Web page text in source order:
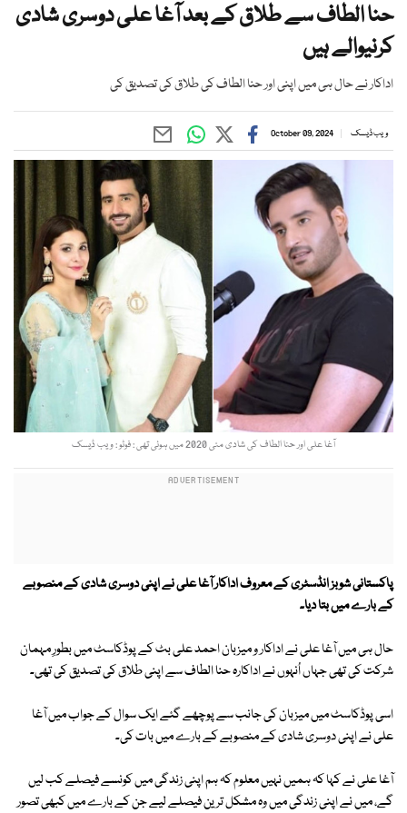
حنا الطاف سے طلاق کے بعد آغا علی دوسری شادی
کرنیوالے ہیں
اداکار نے حال ہی میں اپنی اور حنا الطاف کی طلاق کی تصدیق کی
ویب ڈیسک October 09, 2024
آغا علی اور حنا الطاف کی شادی مئی 2020 میں ہوئی تھی : فوٹو : ویب ڈیسک
پاکستانی شوبز انڈسٹری کے معروف اداکار آغا علی نے اپنی دوسری شادی کے منصوبے
کے بارے میں بتا دیا۔
حال ہی میں آغا علی نے اداکار و میزبان احمد علی بٹ کے پوڈکاسٹ میں بطورِ مہمان
شرکت کی تھی جہاں اُنہوں نے اداکارہ حنا الطاف سے اپنی طلاق کی تصدیق کی تھی۔
اسی پوڈکاسٹ میں میزبان کی جانب سے پوچھے گئے ایک سوال کے جواب میں آغا
علی نے اپنی دوسری شادی کے منصوبے کے بارے میں بات کی۔
آغا علی نے کہا کہ ہمیں نہیں معلوم کہ ہم اپنی زندگی میں کونسے فیصلے کب لیں
گے، میں نے اپنی زندگی میں وہ مشکل ترین فیصلے لیے جن کے بارے میں کبھی تصور